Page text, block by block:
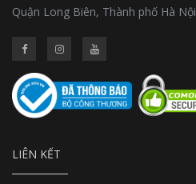
Quận Long Biên, Thành phố Hà Nội
LIÊN KẾT